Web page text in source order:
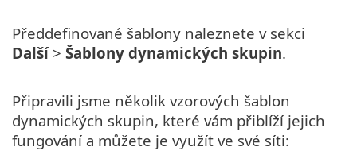
Předdefinované šablony naleznete v sekci
Další> Šablony dynamických skupin.
Připravili jsme několik vzorových šablon
dynamických skupin, které vám přiblíží jejich
fungování a můžete je využít ve své síti: